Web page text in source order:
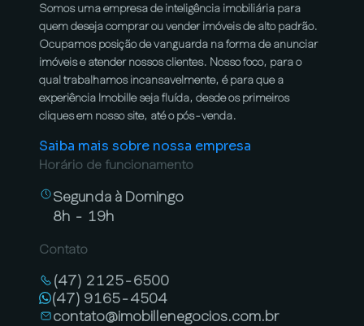
Somos uma empresa de inteligência imobiliária para
quem deseja comprar ou vender imóveis de alto padrão.
Ocupamos posição de vanguarda na forma de anunciar
imóveis e atender nossos clientes. Nosso foco, para o
qual trabalhamos incansavelmente, é para que a
experiência Imobille seja fluída, desde os primeiros
cliques em nosso site, até o pós-venda.
Saiba mais sobre nossa empresa
Horário de funcionamento
Segunda à Domingo
8h - 19h
Contato
(47) 2125-6500
(47) 9165-4504
contato@imobillenegocios.com.br